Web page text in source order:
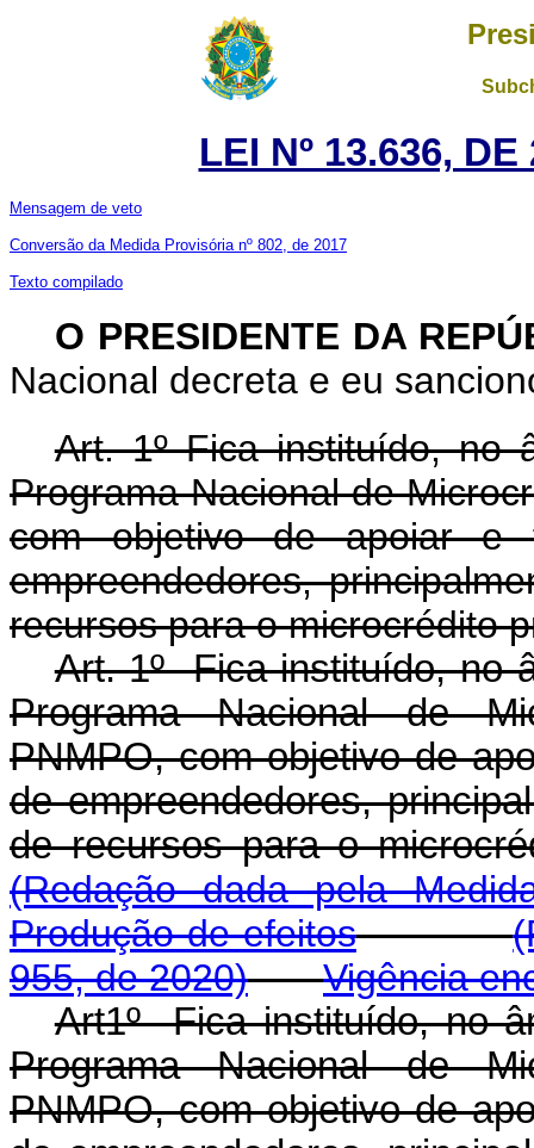
LEI Nº 13.636,
Mensagem de veto
Conversão da Medida Provisória nº 802, de 2017
Texto compilado
O PRESIDENTE DA
Nacional decreta e eu
Art. 1º Fica instituído, no
Programa Nacional de
com objetivo de apoiar e
empreendedores,
recursos para o microcrédito
Art. 1º Fica instituído, no
Programa Nacional de
PNMPO, com objetivo de
de empreendedores,
de recursos para o
(Redação dada pela
Produção de efeitos
955, de 2020)
Vigência
Art1º Fica instituído, no
Programa Nacional de
PNMPO, com objetivo de